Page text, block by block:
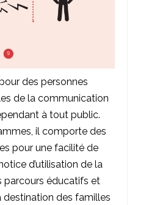
des personnes
de la communication
à tout public.
il comporte des
pour une facilité de
d’utilisation de la
parcours éducatifs et
destination des familles